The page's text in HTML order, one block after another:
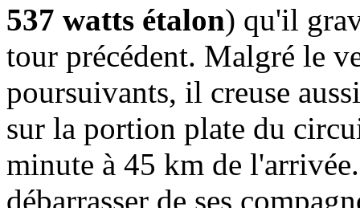
537 watts étalon) qu'il
tour précédent. Malgré le
poursuivants, il creuse
sur la portion plate du
minute à 45 km de
débarrasser de ses